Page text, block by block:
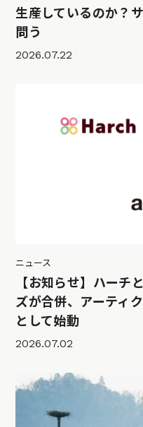
生産しているのか？
問う
2026.07.22
ニュース
【お知らせ】ハーチ
ズが合併、アーティ
として始動
2026.07.02